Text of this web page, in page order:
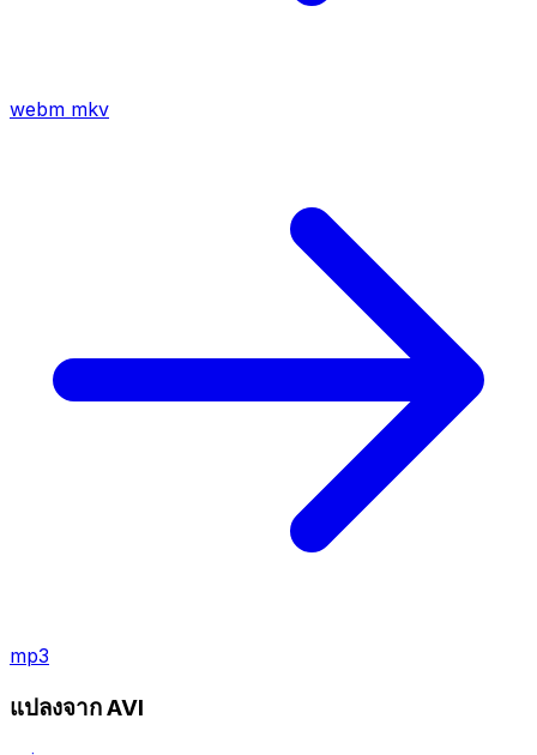
webm mkv
mp3
แปลงจาก AVI